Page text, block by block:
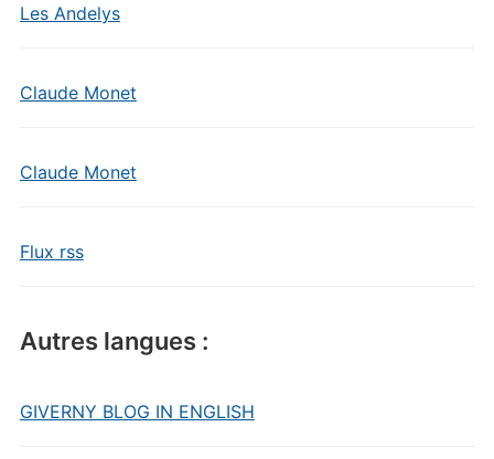
Les Andelys
Claude Monet
Claude Monet
Flux rss
Autres langues :
GIVERNY BLOG IN ENGLISH